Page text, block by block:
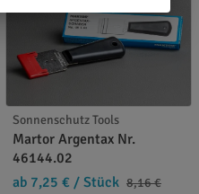
Sonnenschutz Tools
Martor Argentax Nr.
46144.02
ab 7,25 € / Stück 8,16 €